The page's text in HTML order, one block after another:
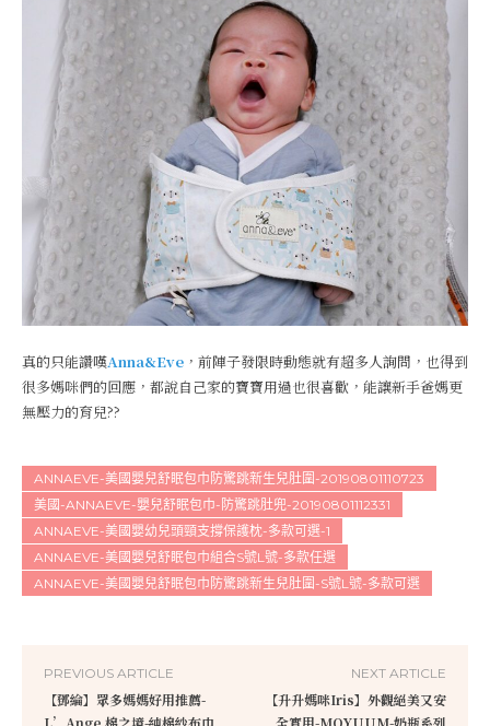
真的只能讚嘆Anna&Eve ，前陣子發限時動態就有超多人詢問，也得到
很多媽咪們的回應，都說自己家的寶寶用過也很喜歡，能讓新手爸媽更
無壓力的育兒??
ANNAEVE-美國嬰兒舒眠包巾防驚跳新生兒肚圍-20190801110723
美國-ANNAEVE-嬰兒舒眠包巾-防驚跳肚兜-20190801112331
ANNAEVE-美國嬰幼兒頭頸支撐保護枕-多款可選-1
ANNAEVE-美國嬰兒舒眠包巾組合S號L號-多款任選
ANNAEVE-美國嬰兒舒眠包巾防驚跳新生兒肚圍-S號L號-多款可選
PREVIOUS ARTICLE
【鄧綸】眾多媽媽好用推薦-
L’Ange 棉之境-純棉紗布巾
NEXT ARTICLE
【升升媽咪Iris】外觀絕美又安
全實用-MOYUUM-奶瓶系列